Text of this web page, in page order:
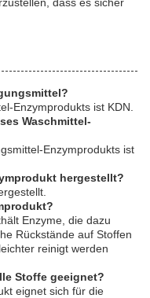
Enzymprodukts ist KDN.
Waschmittel-
Enzymprodukts ist
hergestellt?
Enzyme, die dazu
Rückstände auf Stoffen
reinigt werden
Stoffe geeignet?
eignet sich für die